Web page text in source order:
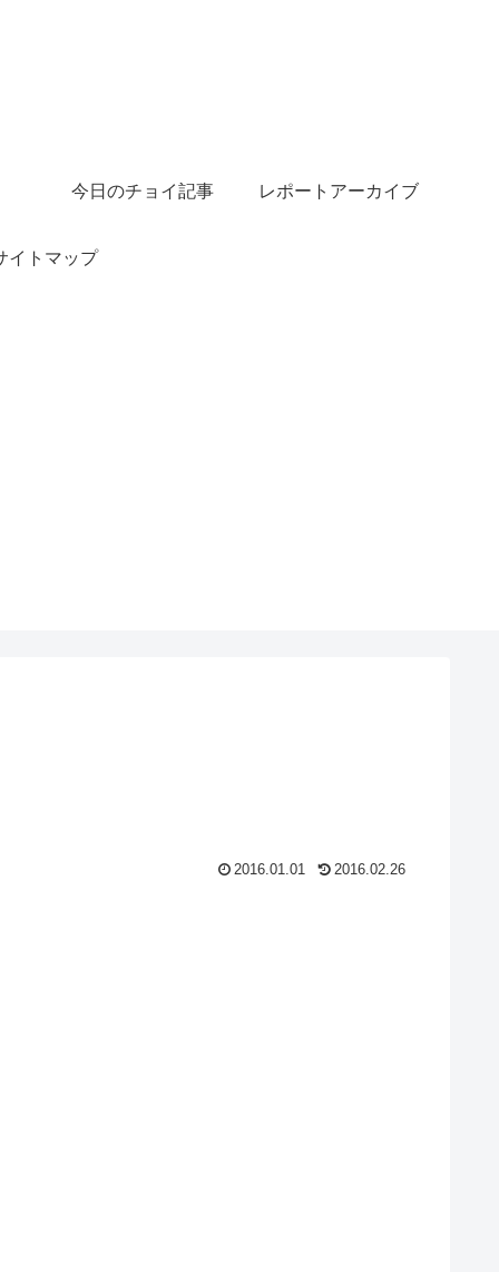
今日のチョイ記事 レポートアーカイブ
イトマップ
2016.01.01 2016.02.26